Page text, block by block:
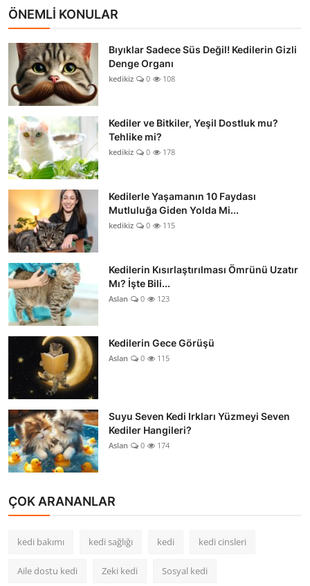
ÖNEMLİ KONULAR
Bıyıklar Sadece Süs Değil! Kedilerin Gizli
Denge Organı
kedikiz 0 108
Kediler ve Bitkiler, Yeşil Dostluk mu?
Tehlike mi?
kedikiz 0 178
Kedilerle Yaşamanın 10 Faydası
Mutluluğa Giden Yolda Mi...
kedikiz 0 115
Kedilerin Kısırlaştırılması Ömrünü Uzatır
Mı? İşte Bili...
Aslan 0 123
Kedilerin Gece Görüşü
Aslan 0 115
Suyu Seven Kedi Irkları Yüzmeyi Seven
Kediler Hangileri?
Aslan 0 174
ÇOK ARANANLAR
kedi bakımı kedi sağlığı kedi kedi cinsleri
Aile dostu kedi Zeki kedi Sosyal kedi